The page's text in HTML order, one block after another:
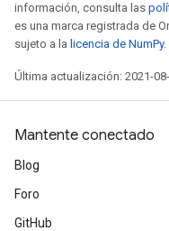
información, consulta las
es una marca registrada de
sujeto a la licencia de NumPy.
Última actualización: 2021-
Mantente conectado
Blog
Foro
GitHub